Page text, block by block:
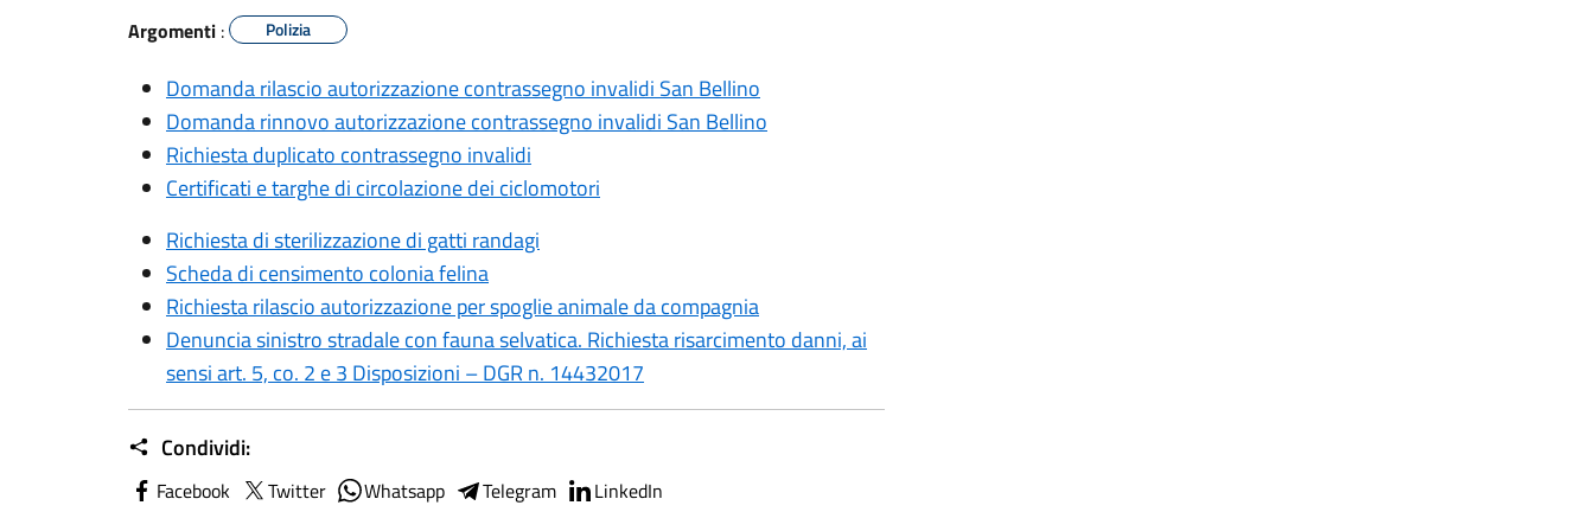
Argomenti : Polizia
Domanda rilascio autorizzazione contrassegno invalidi San Bellino
Domanda rinnovo autorizzazione contrassegno invalidi San Bellino
Richiesta duplicato contrassegno invalidi
Certificati e targhe di circolazione dei ciclomotori
Richiesta di sterilizzazione di gatti randagi
Scheda di censimento colonia felina
Richiesta rilascio autorizzazione per spoglie animale da compagnia
Denuncia sinistro stradale con fauna selvatica. Richiesta risarcimento danni, ai
sensi art. 5, co. 2 e 3 Disposizioni – DGR n. 14432017
Condividi:
Facebook Twitter Whatsapp Telegram LinkedIn